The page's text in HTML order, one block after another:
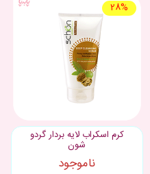
28%
کرم اسکراب لایه بردار گردو
شون
ناموجود